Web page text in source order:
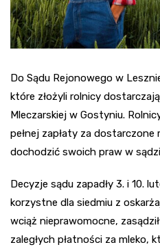
Do Sądu Rejonowego w
które złożyli rolnicy
Mleczarskiej w Gostyniu.
pełnej zapłaty za dostarczone
dochodzić swoich praw w
Decyzje sądu zapadły 3. i 10.
korzystne dla siedmiu z
wciąż nieprawomocne,
zaległych płatności za mleko,